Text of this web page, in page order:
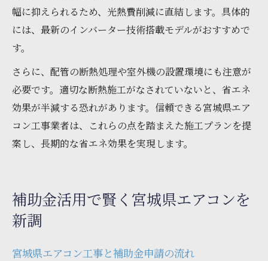
幅に抑えられるため、光熱費削減に直結します。具体的
には、最新のインバーター技術搭載モデルがおすすめで
す。
さらに、配管の断熱処理や室外機の設置環境にも注意が
必要です。適切な断熱施工がなされていないと、省エネ
効果が半減する恐れがあります。信頼できる宮城県エア
コン工事業者は、これらの点を踏まえた施工プランを提
案し、長期的な省エネ効果を実現します。
補助金活用で賢く宮城県エアコンを
新調
宮城県エアコン工事と補助金申請の流れ